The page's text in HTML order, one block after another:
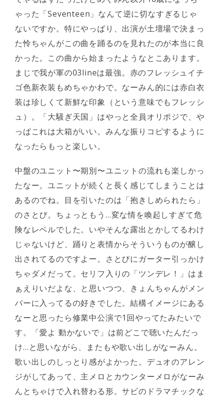
ゃった「Seventeen」なんて逆に切なすぎるじゃ
ないですか。特にやっぱり、出演が土壇場で決まっ
た怜ちゃんがこの曲を踊るのを見れたのが本当に良
かった。この曲から始まったようなとこあります。
まじで我が軍の03lineは最強。赤のフレッシュイチ
ゴ色新衣装もめちゃかわで。なーみん的には赤白衣
装は珍しくて新鮮な印象（という意味でもフレッシ
ュ）。「大騒ぎ天国」はやっと全員オリポジで、や
っぱこれは大箱がいい。みんな振りコピするように
なったらもっと楽しい。
中盤のユニット〜期別〜ユニットの流れも楽しかっ
たなー。ユニットが続くと長く感じてしまうことは
あるのでね。目を引いたのは「抱きしめられたら」
のさとぴ。ちょっともう…変な情を喚起しすぎて危
険なレベルでした。いやそんな露出とかしてるわけ
じゃないけど、踊りと表情からそういうものが醸し
出されてるのですよー。さとぴにガーター引っかけ
ちゃダメだって。セリフ入りの「ツンデレ！」はま
ぁえりいだよな、と思いつつ、きょんちゃんがメン
バーに入ってるの好きでした。結構イメージにある
なーと思ったら修業中公演で1回やってたみたいで
す。「愛よ 動かないで」は前どこで聴いたんだっ
け…と思いながら、またもや歌い出しがなーみん。
歌い出しのしっとり感がよかった。デュオのアレン
ジがしてあって、主メロとカウンターメロがなーみ
んとちゃけで入れ替わる形。サビのドラマチックな